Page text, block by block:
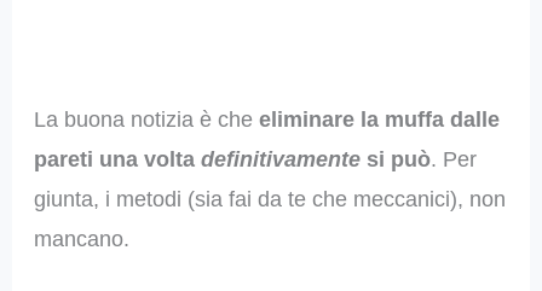
La buona notizia è che eliminare la muffa dalle
pareti una volta definitivamente si può. Per
giunta, i metodi (sia fai da te che meccanici), non
mancano.